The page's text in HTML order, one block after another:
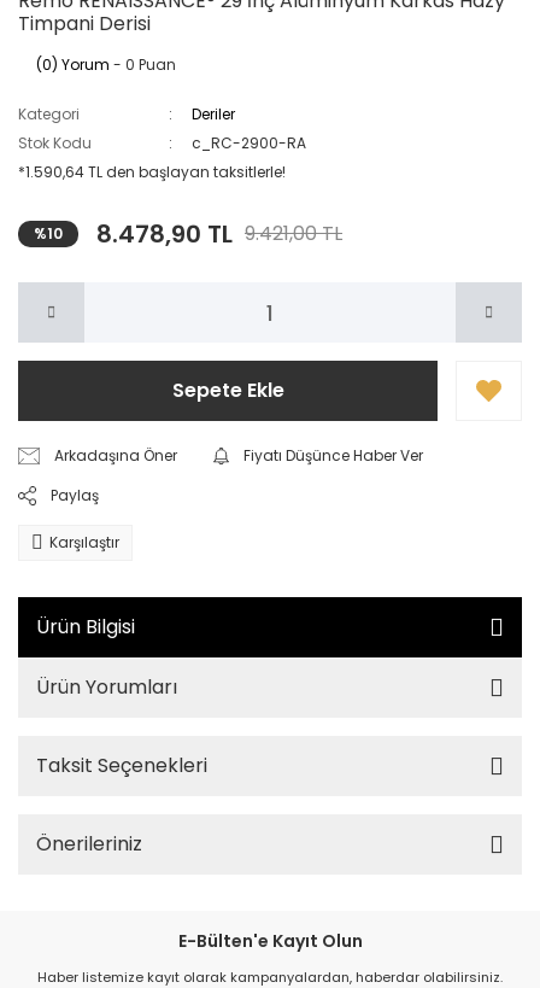
Timpani Derisi
(0) Yorum - 0 Puan
Kategori
Deriler
Stok Kodu
c_RC-2900-RA
*1.590,64 TL den başlayan taksitlerle!
%10 8.478,90 TL 9.421,00 TL
Sepete Ekle
Arkadaşına Öner
Fiyatı Düşünce Haber Ver
Paylaş
Karşılaştır
Ürün Bilgisi
Ürün Yorumları
Taksit Seçenekleri
Önerileriniz
E-Bülten'e Kayıt Olun
Haber listemize kayıt olarak kampanyalardan, haberdar olabilirsiniz.